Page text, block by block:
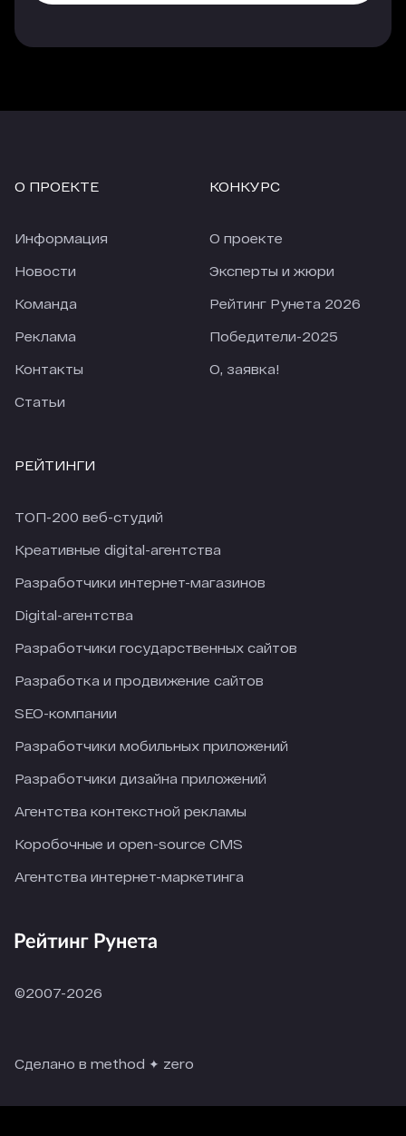
перед карантином). По отдельным источникам
снизилось только на 18,28%. В текущих реалиях
это просто прекрасный показатель.
О ПРОЕКТЕ
Информация
Новости
Команда
Реклама
Контакты
Статьи
РЕЙТИНГИ
ТОП-200 веб-студий
Креативные digital-агентства
Разработчики интернет-магазинов
Digital-агентства
Разработчики государственных сайтов
Разработка и продвижение сайтов
SEO-компании
Разработчики мобильных приложений
Разработчики дизайна приложений
Агентства контекстной рекламы
Коробочные и open-source CMS
Агентства интернет-маркетинга
КОНКУРС
О проекте
Эксперты и жюри
Рейтинг Рунета 2026
Победители-2025
О, заявка!
©2007-2026
Сделано в method ✦ zero